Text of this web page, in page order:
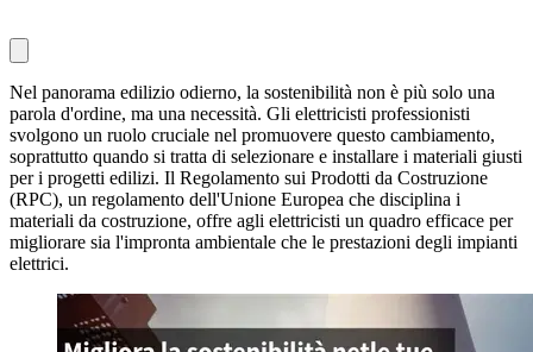
Nel panorama edilizio odierno, la sostenibilità non è più solo una
parola d'ordine, ma una necessità. Gli elettricisti professionisti
svolgono un ruolo cruciale nel promuovere questo cambiamento,
soprattutto quando si tratta di selezionare e installare i materiali giusti
per i progetti edilizi. Il Regolamento sui Prodotti da Costruzione
(RPC), un regolamento dell'Unione Europea che disciplina i
materiali da costruzione, offre agli elettricisti un quadro efficace per
migliorare sia l'impronta ambientale che le prestazioni degli impianti
elettrici.